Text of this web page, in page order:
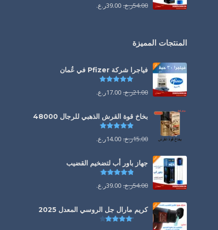
54.00ر.ع. 39.00ر.ع.
المنتجات المميزة
فياجرا شركة Pfizer في عُمان
21.00ر.ع. 17.00ر.ع.
بخاخ قوة القرش الذهبي للرجال 48000
تم التقييم
15.00ر.ع. 14.00ر.ع.
جهاز باور أب لتضخيم القضيب
تم التقييم
54.00ر.ع. 39.00ر.ع.
كريم مارال جل الروسي المعدل 2025
تم التقييم